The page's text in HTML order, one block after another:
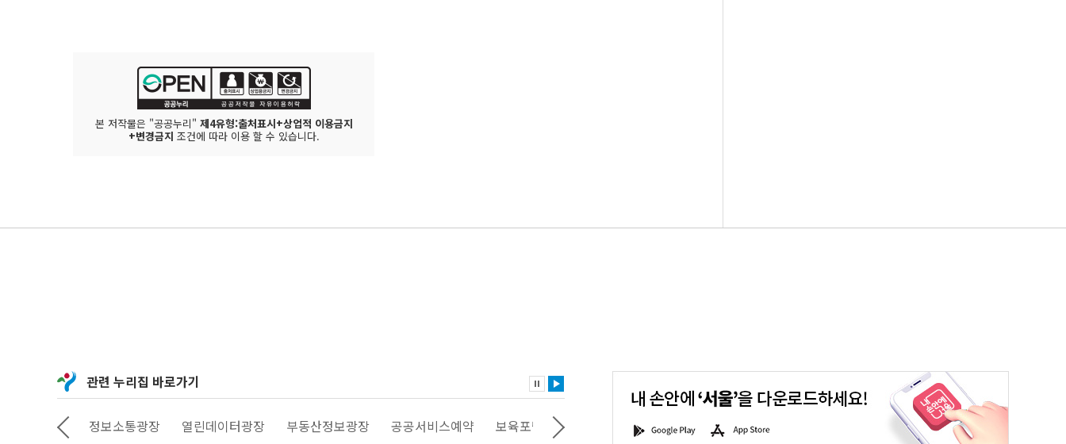
본 저작물은 "공공누리" 제4유형:출처표시+상업적 이용금지
+변경금지 조건에 따라 이용 할 수 있습니다.
관련 누리집 바로가기
상대로 서울 정보소통광장 열린데이터광장 부동산정보광장 공공서비스예약 보육포털 문화포털 평생학습포털 대기환경정보 에코마일리지
내
울'을G
o
A
p